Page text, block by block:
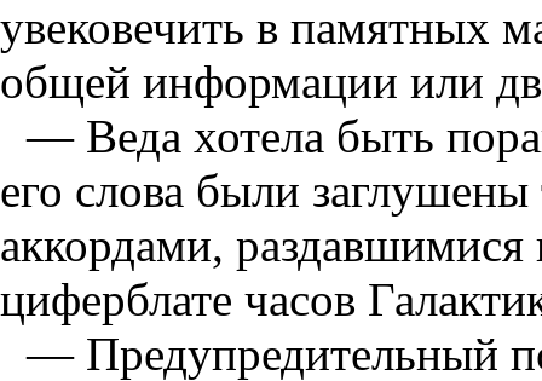
увековечить в памятных
общей информации или
— Веда хотела быть
его слова были
аккордами,
циферблате часов
— Предупредительный